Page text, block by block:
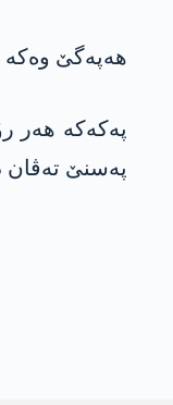
هه‌په‌گێ وه‌كه‌
په‌كه‌كه‌ هه‌ر
په‌سنێ ته‌ڤان